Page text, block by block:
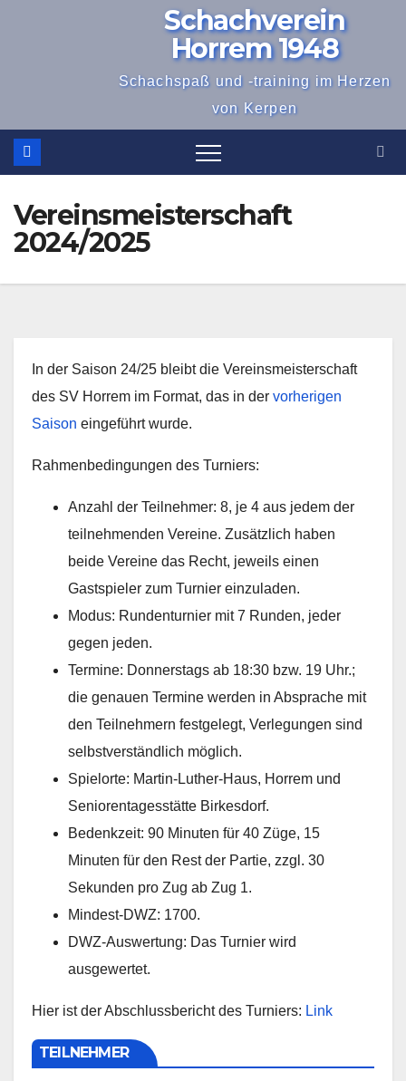
Schachverein
Horrem 1948
Schachspaß und -training im Herzen
von Kerpen
Vereinsmeisterschaft
2024/2025
In der Saison 24/25 bleibt die Vereinsmeisterschaft
des SV Horrem im Format, das in der vorherigen
Saison eingeführt wurde.
Rahmenbedingungen des Turniers:
Anzahl der Teilnehmer: 8, je 4 aus jedem der
teilnehmenden Vereine. Zusätzlich haben
beide Vereine das Recht, jeweils einen
Gastspieler zum Turnier einzuladen.
Modus: Rundenturnier mit 7 Runden, jeder
gegen jeden.
Termine: Donnerstags ab 18:30 bzw. 19 Uhr.;
die genauen Termine werden in Absprache mit
den Teilnehmern festgelegt, Verlegungen sind
selbstverständlich möglich.
Spielorte: Martin-Luther-Haus, Horrem und
Seniorentagesstätte Birkesdorf.
Bedenkzeit: 90 Minuten für 40 Züge, 15
Minuten für den Rest der Partie, zzgl. 30
Sekunden pro Zug ab Zug 1.
Mindest-DWZ: 1700.
DWZ-Auswertung: Das Turnier wird
ausgewertet.
Hier ist der Abschlussbericht des Turniers: Link
TEILNEHMER